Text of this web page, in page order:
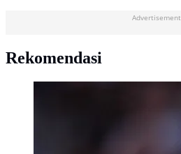
Advertisement
Rekomendasi